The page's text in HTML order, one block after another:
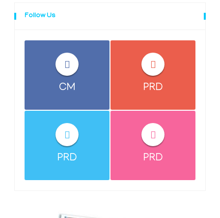
Follow Us
CM PRD
PRD PRD